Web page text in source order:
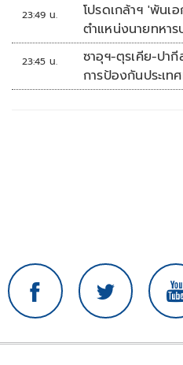
23:49 น.
โปรดเกล้าฯ 'พัน
ตำแหน่งนายทหา
'พลตรี'
23:45 น.
ซาอุฯ-ตุรเคีย-ปา
การป้องกันประเท